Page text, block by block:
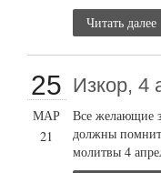
Читать далее
25
МАР
21
Изкор, 4
Все желающие
должны
молитвы 4